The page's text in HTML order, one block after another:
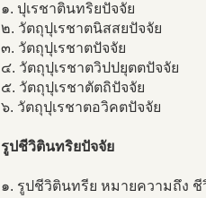
๑. ปุเรชาตินทริยปัจจัย
๒. วัตถุปุเรชาตนิสสยปัจจัย
๓. วัตถุปุเรชาตปัจจัย
๔. วัตถุปุเรชาตวิปปยุตตปัจจัย
๕. วัตถุปุเรชาตัตถิปัจจัย
๖. วัตถุปุเรชาตอวิคตปัจจัย
รูปชีวิตินทริยปัจจัย
๑. รูปชีวิตินทรีย หมายความถึง ชี